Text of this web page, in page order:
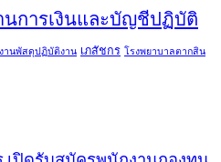
นการเงินและบัญชีปฏิบัติ
านพัสดุปฏิบัติงาน เภสัชกร โรงพยาบาลตากสิน